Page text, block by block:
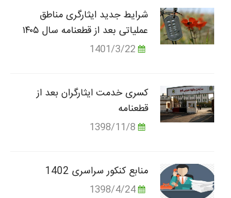
شرایط جدید ایثارگری مناطق
عملیاتی بعد از قطعنامه سال ۱۴۰۵
کسری خدمت ایثارگران بعد از
قطعنامه
منابع کنکور سراسری 1402